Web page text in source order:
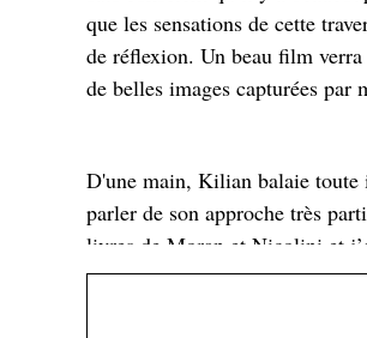
que les sensations de cette
de réflexion. Un beau film
de belles images capturées
D'une main, Kilian balaie toute
parler de son approche très
livres de Moran et Nicolini et
82 sommets de 4 000 m à la